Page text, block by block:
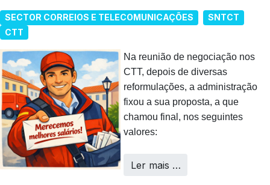
SECTOR CORREIOS E TELECOMUNICAÇÕES
SNTCT
CTT
Na reunião de negociação nos
CTT, depois de diversas
reformulações, a administração
fixou a sua proposta, a que
chamou final, nos seguintes
valores:
Ler mais …